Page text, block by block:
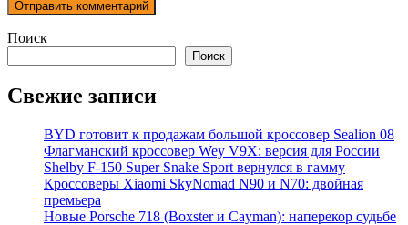
Поиск
Поиск
Свежие записи
BYD готовит к продажам большой кроссовер Sealion 08
Флагманский кроссовер Wey V9X: версия для России
Shelby F-150 Super Snake Sport вернулся в гамму
Кроссоверы Xiaomi SkyNomad N90 и N70: двойная
премьера
Новые Porsche 718 (Boxster и Cayman): наперекор судьбе